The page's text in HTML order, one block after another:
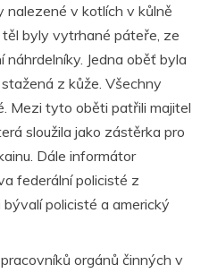
nalezené v kotlích v kůlně
těl byly vytrhané páteře, ze
Jedna oběť byla
z kůže. Všechny
Mezi tyto oběti patřili majitel
sloužila jako zástěrka pro
Dále informátor
federální policisté z
policisté a americký
orgánů činných v